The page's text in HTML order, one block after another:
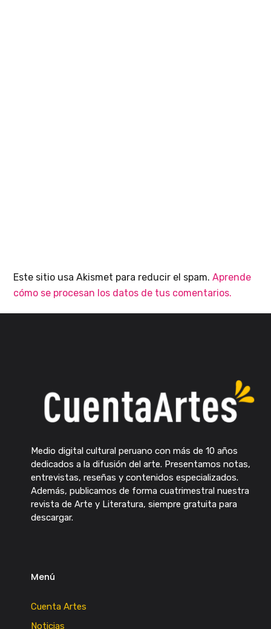
Este sitio usa Akismet para reducir el spam.Aprende
cómo se procesan los datos de tus comentarios.
Medio digital cultural peruano con más de 10 años
dedicados a la difusión del arte. Presentamos notas,
entrevistas, reseñas y contenidos especializados.
Además, publicamos de forma cuatrimestral nuestra
revista de Arte y Literatura, siempre gratuita para
descargar.
Menú
Cuenta Artes
Noticias